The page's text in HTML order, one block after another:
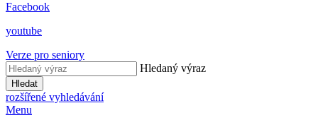
Facebook
youtube
Verze pro seniory
Hledaný výraz
Hledat
rozšířené vyhledávání
Menu